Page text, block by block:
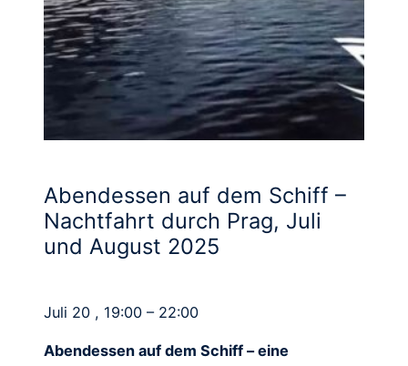
Abendessen auf dem Schiff –
Nachtfahrt durch Prag, Juli
und August 2025
Juli 20 , 19:00 – 22:00
Abendessen auf dem Schiff – eine